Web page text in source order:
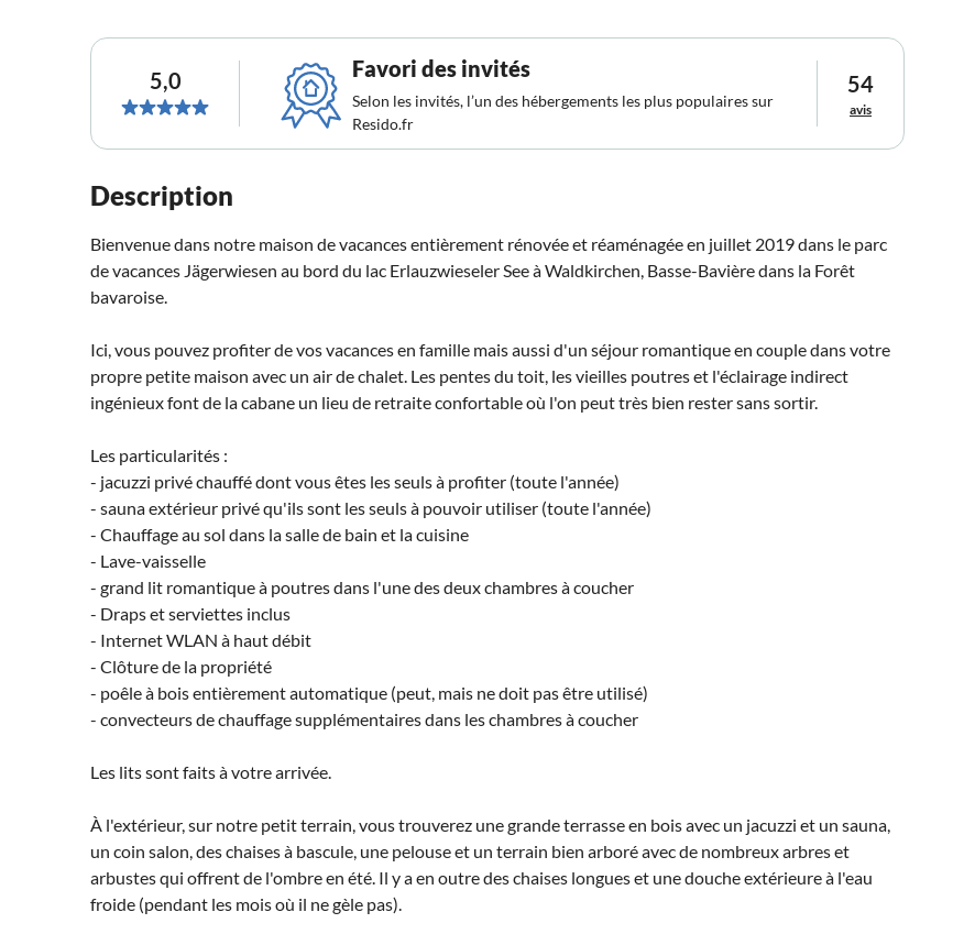
5,0 Favori des invités
Selon les invités, l’un des hébergements les plus populaires sur
Resido.fr
54
avis
Description
Bienvenue dans notre maison de vacances entièrement rénovée et réaménagée en juillet 2019 dans le parc
de vacances Jägerwiesen au bord du lac Erlauzwieseler See à Waldkirchen, Basse-Bavière dans la Forêt
bavaroise.
Ici, vous pouvez profiter de vos vacances en famille mais aussi d'un séjour romantique en couple dans votre
propre petite maison avec un air de chalet. Les pentes du toit, les vieilles poutres et l'éclairage indirect
ingénieux font de la cabane un lieu de retraite confortable où l'on peut très bien rester sans sortir.
Les particularités :
- jacuzzi privé chauffé dont vous êtes les seuls à profiter (toute l'année)
- sauna extérieur privé qu'ils sont les seuls à pouvoir utiliser (toute l'année)
- Chauffage au sol dans la salle de bain et la cuisine
- Lave-vaisselle
- grand lit romantique à poutres dans l'une des deux chambres à coucher
- Draps et serviettes inclus
- Internet WLAN à haut débit
- Clôture de la propriété
- poêle à bois entièrement automatique (peut, mais ne doit pas être utilisé)
- convecteurs de chauffage supplémentaires dans les chambres à coucher
Les lits sont faits à votre arrivée.
À l'extérieur, sur notre petit terrain, vous trouverez une grande terrasse en bois avec un jacuzzi et un sauna,
un coin salon, des chaises à bascule, une pelouse et un terrain bien arboré avec de nombreux arbres et
arbustes qui offrent de l'ombre en été. Il y a en outre des chaises longues et une douche extérieure à l'eau
froide (pendant les mois où il ne gèle pas).